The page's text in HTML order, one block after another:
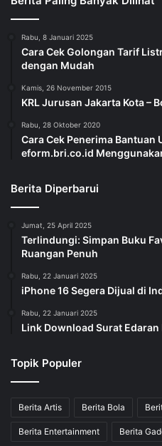
Rabu, 8 Januari 2025
Cara Cek Golongan Tarif
dengan Mudah
Kamis, 26 November 2015
KRL Jurusan Jakarta Kota –
Rabu, 28 Oktober 2020
Cara Cek Penerima Bantuan
eform.bri.co.id
Berita Diperbarui
Jumat, 25 April 2025
Terlindungi: Simpan Buku
Ruangan Penuh
Rabu, 22 Januari 2025
iPhone 16 Segera Dijual di
Rabu, 22 Januari 2025
Link Download Surat
Topik Populer
Berita Artis Berita Bola
Berita Entertainment Berita